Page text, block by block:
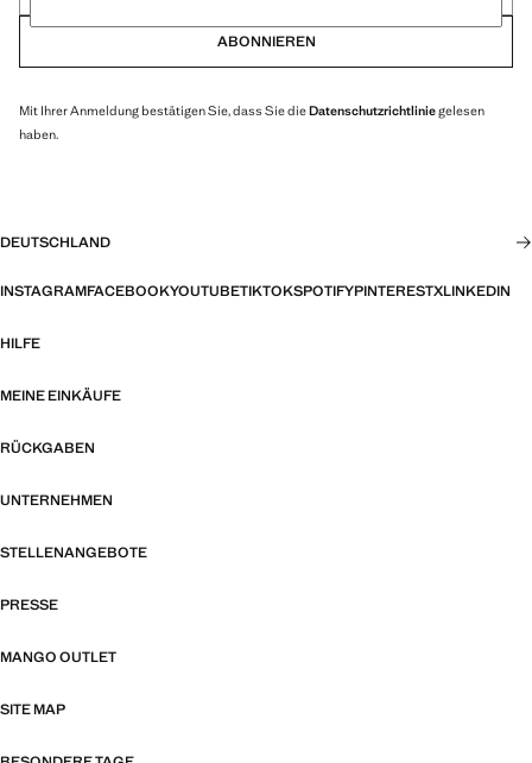
ABONNIEREN
Mit Ihrer Anmeldung bestätigen Sie, dass Sie dieDatenschutzrichtliniegelesen
haben.
DEUTSCHLAND
INSTAGRAMFACEBOOKYOUTUBETIKTOKSPOTIFYPINTERESTXLINKEDIN
HILFE
MEINE EINKÄUFE
RÜCKGABEN
UNTERNEHMEN
STELLENANGEBOTE
PRESSE
MANGO OUTLET
SITE MAP